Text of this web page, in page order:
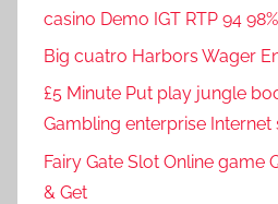
casino Demo IGT RTP 94 98%
Big cuatro Harbors Wager
£5 Minute Put play jungle
Gambling enterprise Internet
Fairy Gate Slot Online game
& Get